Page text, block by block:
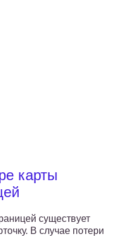
карты
существует
В случае потери